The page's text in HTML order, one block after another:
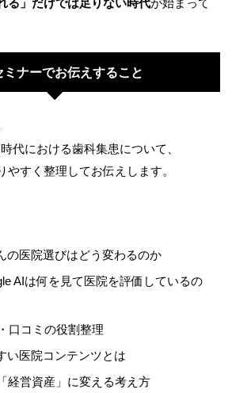
る」だけでは足りない時代が始まって
ミナーでお伝えすること
代における歯科集患について、
やすく整理してお伝えします。
の医院選びはどう変わるのか
AIは何を見て医院を評価しているの
口コミの役割整理
い医院コンテンツとは
経営資産」に変える考え方